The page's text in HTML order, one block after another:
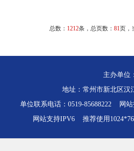
总数： 1212条，总页数： 81页，
主办单位
地址：常州市新北区
单位联系电话：0519-85688222 网站
网站支持IPV6 推荐使用